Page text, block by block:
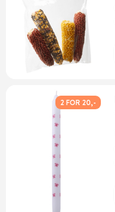
2 FOR 20,-